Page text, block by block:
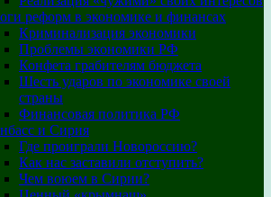
реформ в экономике и финансах
Криминализация экономики
Проблемы экономики РФ
Конфета грабителям бюджета
Шесть ударов по экономике своей
страны
Финансовая политика РФ
и Сирия
Где проиграли Новороссию?
Как нас заставили отступить?
Чем воюем в Сирии?